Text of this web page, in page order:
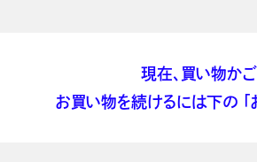
現在、買い物か
お買い物を続けるには下の 「